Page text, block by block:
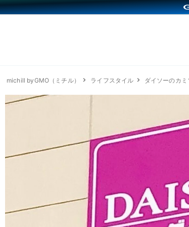
michill byGMO（ミチル） ライフスタイル ダイソーのカミ